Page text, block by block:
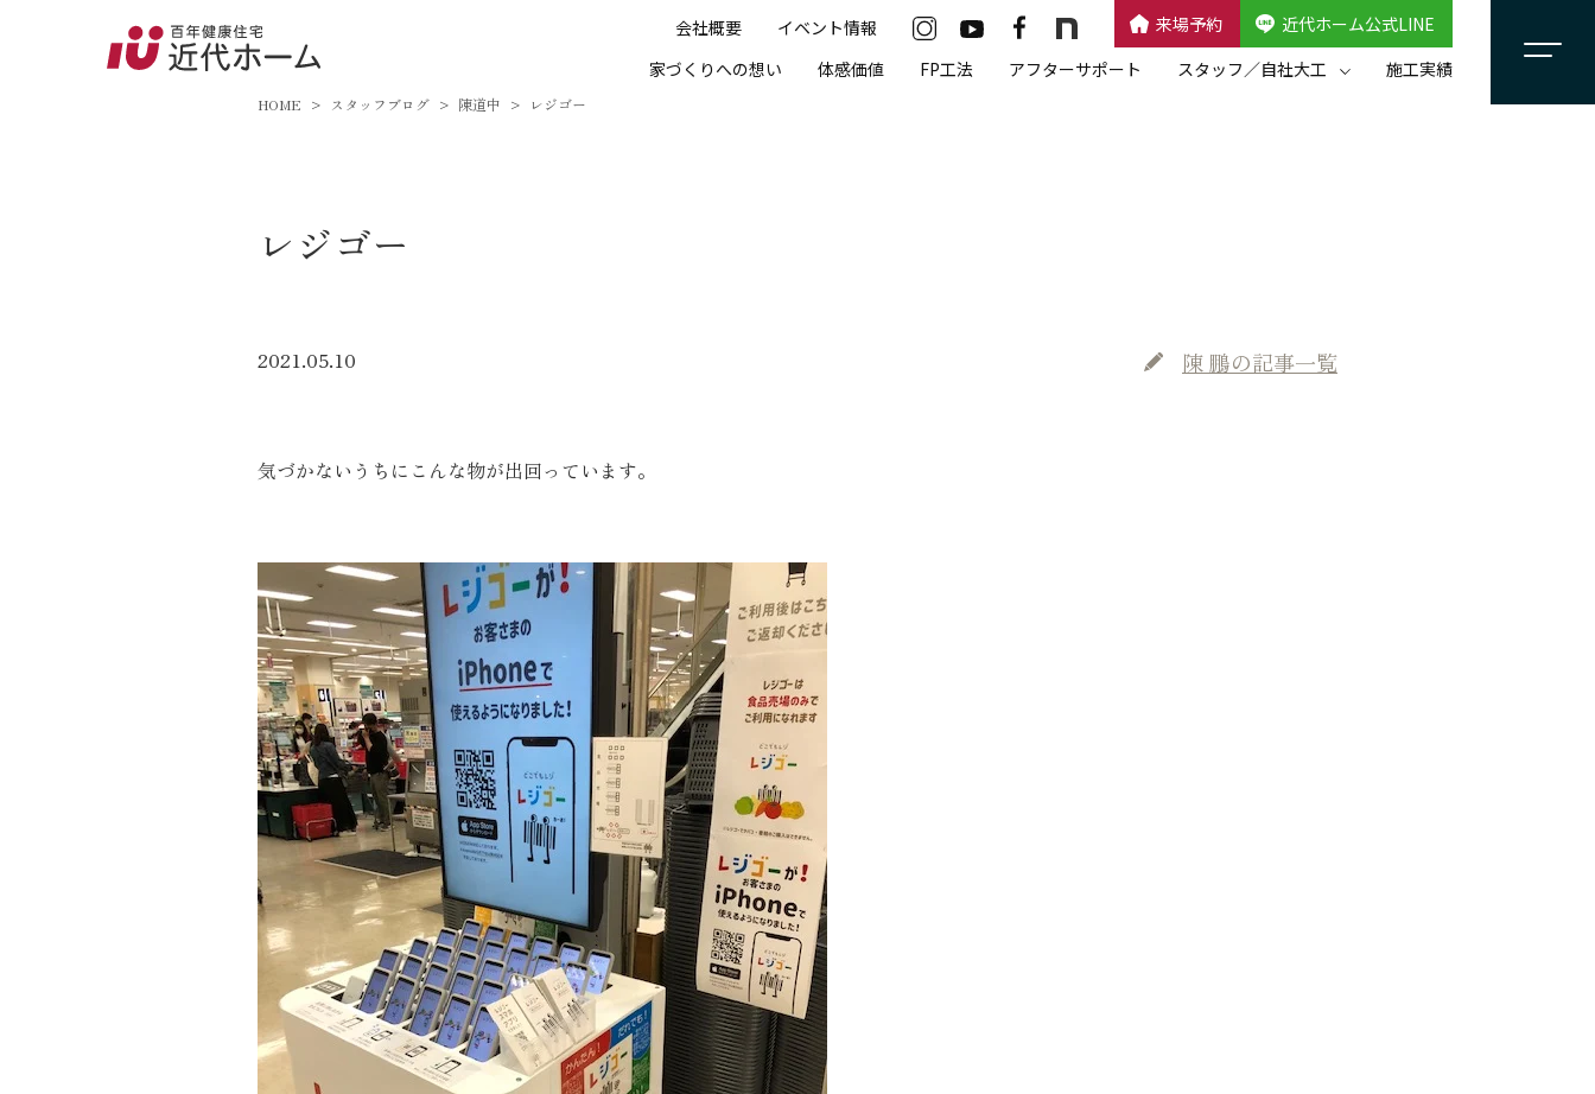
会社概要 イベント情報 来場予約
近代ホーム公式LINE
家づくりへの想い
体感価値 FP工法 アフターサポート スタッフ／自社大工 施工実績
近代ホーム公式LINE
CLOSE×
家づくりへの想い
住宅イベント情報
近代ホームについて
自社大工集団「名匠会」
ホームオーナー様が集う会『100TOMO』
スタッフブログ
よくある質問
近代ホーム公式LINE
HOME スタッフブログ 陳道中 レジゴー
レジゴー
2021.05.10 陳 鵬の記事一覧
気づかないうちにこんな物が出回っています。